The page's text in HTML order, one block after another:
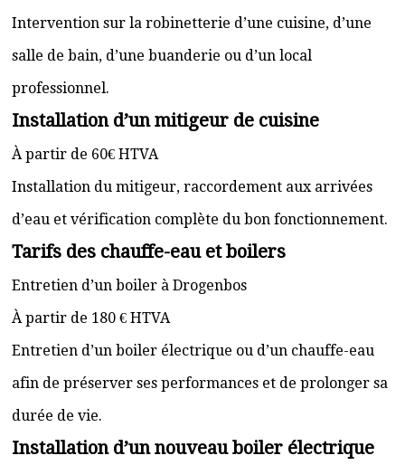
Intervention sur la robinetterie d’une cuisine, d’une
salle de bain, d’une buanderie ou d’un local
professionnel.
Installation d’un mitigeur de cuisine
À partir de 60€ HTVA
Installation du mitigeur, raccordement aux arrivées
d’eau et vérification complète du bon fonctionnement.
Tarifs des chauffe-eau et boilers
Entretien d’un boiler à Drogenbos
À partir de 180 € HTVA
Entretien d’un boiler électrique ou d’un chauffe-eau
afin de préserver ses performances et de prolonger sa
durée de vie.
Installation d’un nouveau boiler électrique